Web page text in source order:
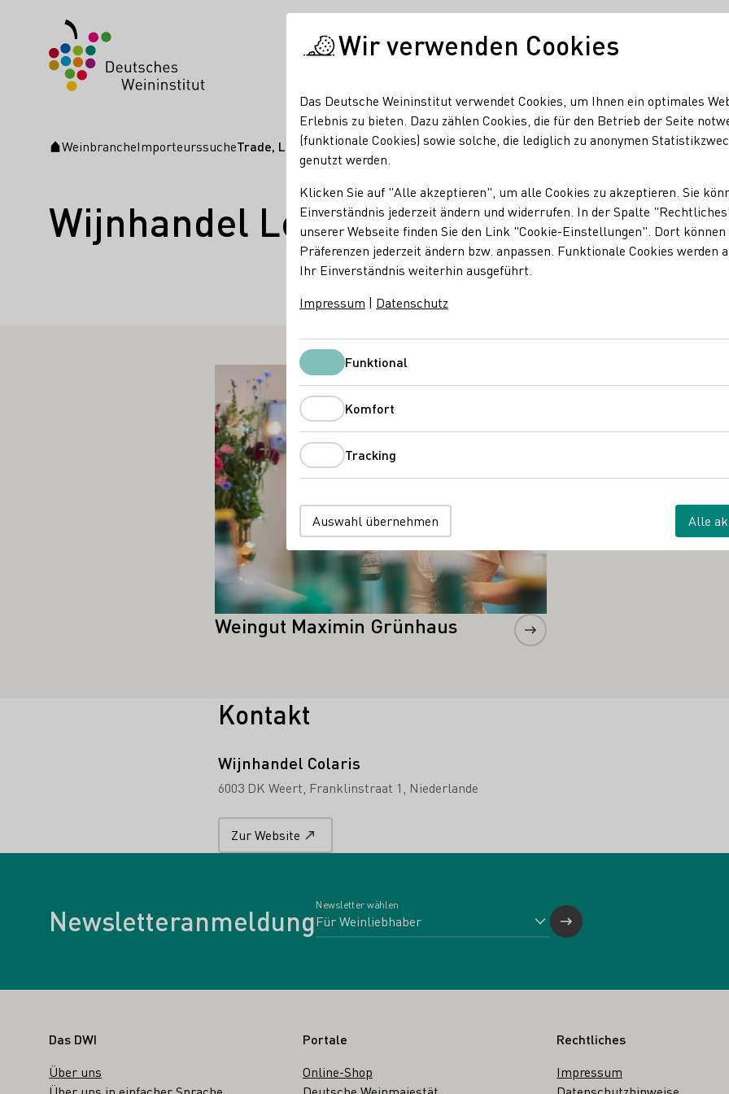
Startseite
WeinbrancheImporteurssucheTrade, Logistic, import, Bulk wine, Fasswein,
Wijnhandel Léon Colaris bv
Land
Niederlande
Weingut Maximin Grünhaus
Mehr erfahren
Weingut
Kontakt
Wijnhandel Colaris
6003 DK Weert Franklinstraat 1 Niederlande
Zur Website
Newsletteranmeldung
Newsletter wählen
Fußbereich
Das DWI
Über uns
Portale
Online-Shop
Rechtliches
Impressum
Wir verwenden Cookies
Das Deutsche Weininstitut verwendet Cookies, um Ihnen ein optimales
Erlebnis zu bieten. Dazu zählen Cookies, die für den Betrieb der Seite
(funktionale Cookies) sowie solche, die lediglich zu anonymen
genutzt werden.
Klicken Sie auf "Alle akzeptieren", um alle Cookies zu akzeptieren. Sie
Einverständnis jederzeit ändern und widerrufen. In der Spalte
unserer Webseite finden Sie den Link "Cookie-Einstellungen". Dort können
Präferenzen jederzeit ändern bzw. anpassen. Funktionale Cookies werden
Ihr Einverständnis weiterhin ausgeführt.
Impressum | Datenschutz
FunktionalFunktional
Komfort
Tracking
Auswahl übernehmen Alle